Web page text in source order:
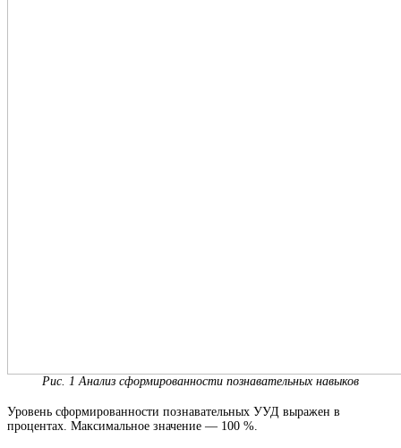
Рис. 1 Анализ сформированности познавательных навыков
Уровень сформированности познавательных УУД выражен в
процентах. Максимальное значение — 100 %.